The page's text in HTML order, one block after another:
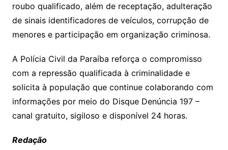
roubo qualificado, além de receptação, adulteração
de sinais identificadores de veículos, corrupção de
menores e participação em organização criminosa.
A Polícia Civil da Paraíba reforça o compromisso
com a repressão qualificada à criminalidade e
solicita à população que continue colaborando com
informações por meio do Disque Denúncia 197 –
canal gratuito, sigiloso e disponível 24 horas.
Redação